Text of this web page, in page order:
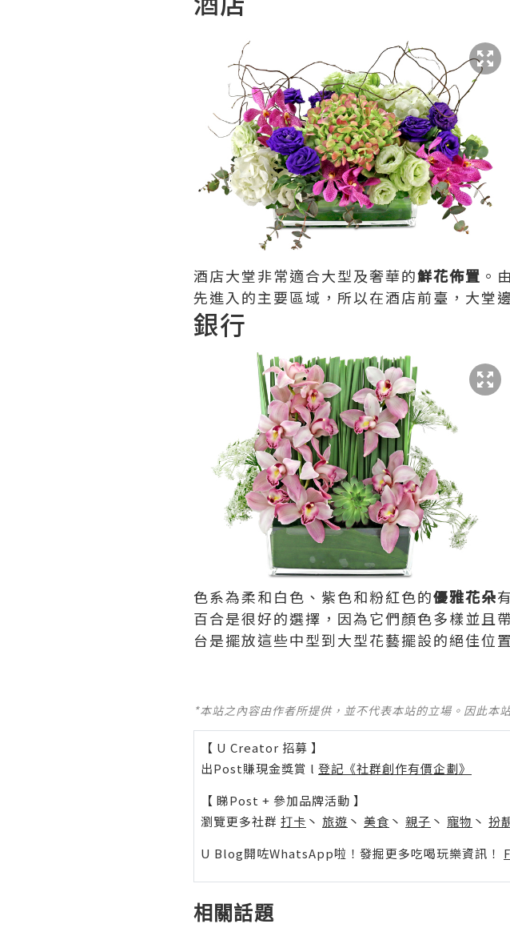
酒店大堂非常適合大型及奢華的鮮花佈置 。
先進入的主要區域，所以在酒店前臺，大堂
銀行
色系為柔和白色、紫色和粉紅色的優雅花朵
百合是很好的選擇，因為它們顏色多樣並且
台是擺放這些中型到大型花藝擺設的絕佳位
*本站之內容由作者所提供，並不代表本站的立場。因此本
【 U Creator 招募 】
出Post賺現金獎賞 l 登記《社群創作有價企劃》
【 睇Post + 參加品牌活動 】
瀏覽更多社群 打卡 丶 旅遊 丶 美食 丶 親子 丶 寵物 丶 扮
U Blog開咗WhatsApp啦！發掘更多吃喝玩樂資訊！
相關話題